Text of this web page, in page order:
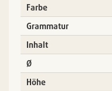
Farbe
Grammatur
Inhalt
Ø
Höhe